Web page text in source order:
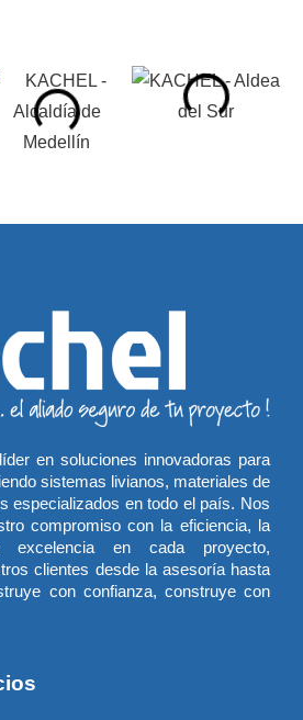
en soluciones innovadoras para
sistemas livianos, materiales de
especializados en todo el país. Nos
compromiso con la eficiencia, la
excelencia en cada proyecto,
clientes desde la asesoría hasta
con confianza, construye con